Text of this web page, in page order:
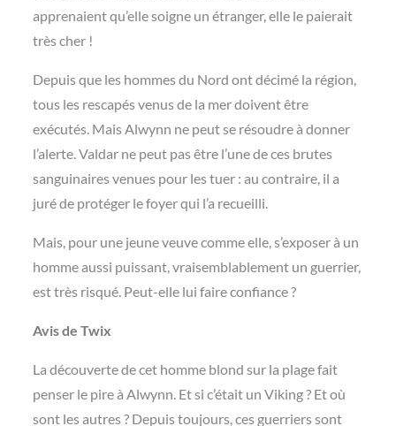
apprenaient qu’elle soigne un étranger, elle le paierait
très cher !
Depuis que les hommes du Nord ont décimé la région,
tous les rescapés venus de la mer doivent être
exécutés. Mais Alwynn ne peut se résoudre à donner
l’alerte. Valdar ne peut pas être l’une de ces brutes
sanguinaires venues pour les tuer : au contraire, il a
juré de protéger le foyer qui l’a recueilli.
Mais, pour une jeune veuve comme elle, s’exposer à un
homme aussi puissant, vraisemblablement un guerrier,
est très risqué. Peut-elle lui faire confiance ?
Avis de Twix
La découverte de cet homme blond sur la plage fait
penser le pire à Alwynn. Et si c’était un Viking ? Et où
sont les autres ? Depuis toujours, ces guerriers sont